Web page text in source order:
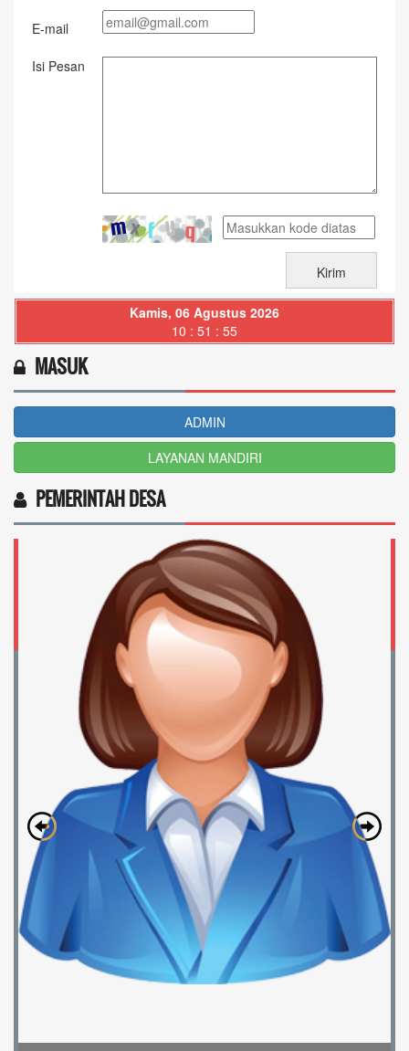
E-mail
Isi Pesan
Kamis, 06 Agustus 2026
10 : 51 : 55
MASUK
ADMIN
LAYANAN MANDIRI
PEMERINTAH DESA